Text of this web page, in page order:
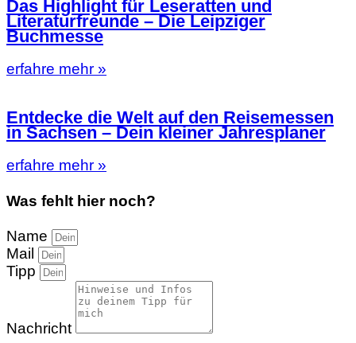
Das Highlight für Leseratten und
Literaturfreunde – Die Leipziger
Buchmesse
erfahre mehr »
Entdecke die Welt auf den Reisemessen
in Sachsen – Dein kleiner Jahresplaner
erfahre mehr »
Was fehlt hier noch?
Name
Mail
Tipp
Nachricht